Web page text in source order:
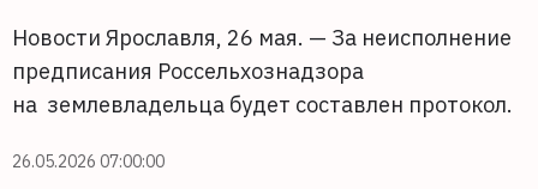
Новости Ярославля, 26 мая. — За неисполнение
предписания Россельхознадзора
на землевладельца будет составлен протокол.
26.05.2026 07:00:00